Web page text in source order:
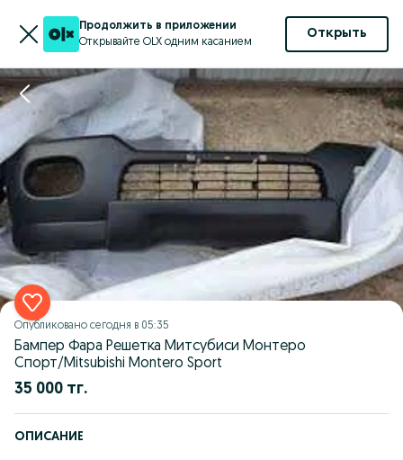
Продолжить в приложении
Открывайте OLX одним касанием
Открыть
Опубликовано сегодня в 05:35
Бампер Фара Решетка Митсубиси Монтеро
Спорт/Mitsubishi Montero Sport
35 000 тг.
ОПИСАНИЕ